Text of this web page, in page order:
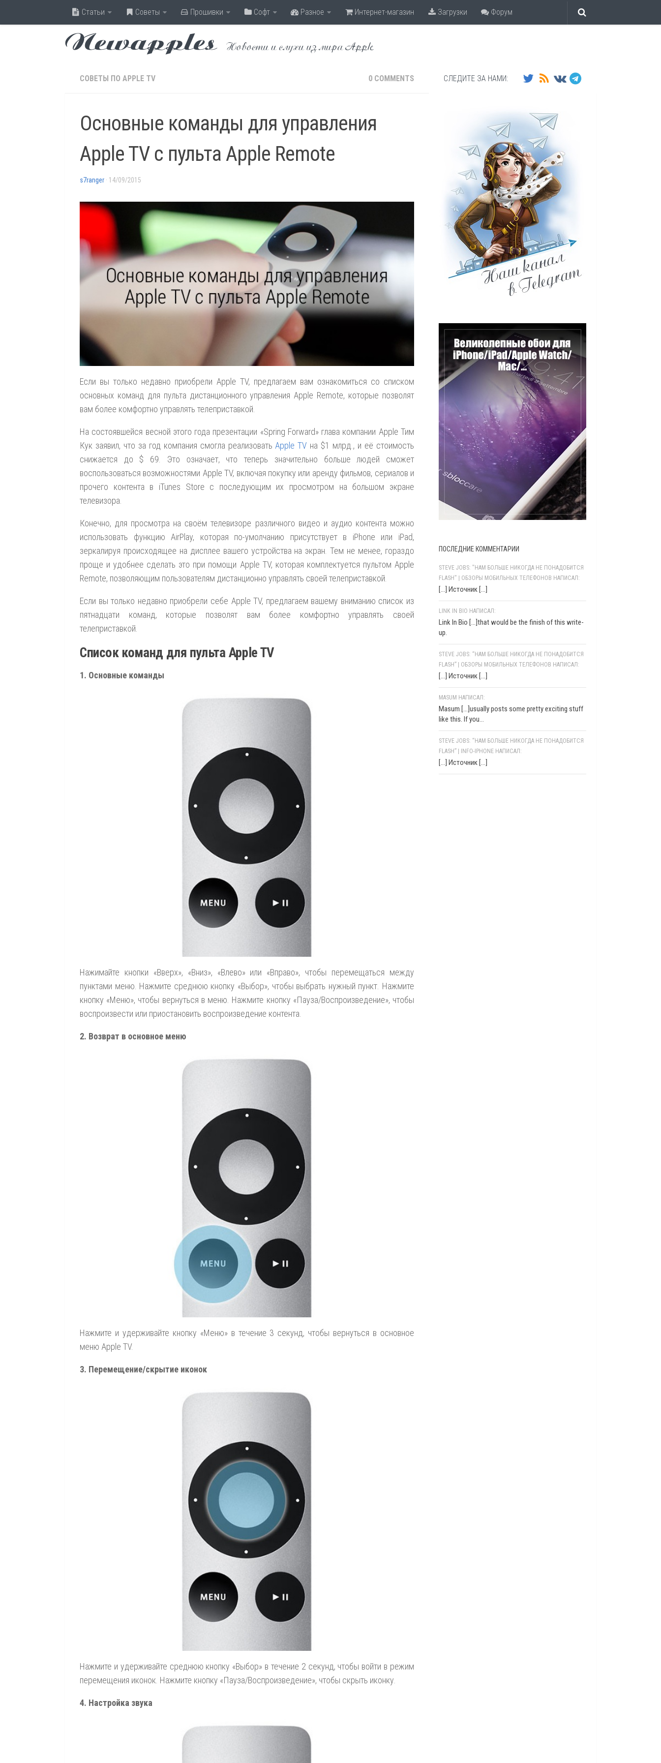
Статьи Советы Прошивки Софт Разное Интернет-магазин Загрузки Форум
Newapples Новости и слухи из мира Apple
СОВЕТЫ ПО APPLE TV 0 COMMENTS
Основные команды для управления
Apple TV с пульта Apple Remote
s7ranger · 14/09/2015
Если вы только недавно приобрели Apple TV, предлагаем вам ознакомиться со списком
основных команд для пульта дистанционного управления Apple Remote, которые позволят
вам более комфортно управлять телеприставкой.
На состоявшейся весной этого года презентации «Spring Forward» глава компании Apple Тим
Кук заявил, что за год компания смогла реализоватьApple TV на $1 млрд., и её стоимость
снижается до $ 69. Это означает, что теперь значительно больше людей сможет
воспользоваться возможностями Apple TV, включая покупку или аренду фильмов, сериалов и
прочего контента в iTunes Store с последующим их просмотром на большом экране
телевизора.
Конечно, для просмотра на своём телевизоре различного видео и аудио контента можно
использовать функцию AirPlay, которая по-умолчанию присутствует в iPhone или iPad,
зеркалируя происходящее на дисплее вашего устройства на экран. Тем не менее, гораздо
проще и удобнее сделать это при помощи Apple TV, которая комплектуется пультом Apple
Remote, позволяющим пользователям дистанционно управлять своей телеприставкой.
Если вы только недавно приобрели себе Apple TV, предлагаем вашему вниманию список из
пятнадцати команд, которые позволят вам более комфортно управлять своей
телеприставкой.
Список команд для пульта Apple TV
1. Основные команды
Нажимайте кнопки «Вверх», «Вниз», «Влево» или «Вправо», чтобы перемещаться между
пунктами меню. Нажмите среднюю кнопку «Выбор», чтобы выбрать нужный пункт. Нажмите
кнопку «Меню», чтобы вернуться в меню. Нажмите кнопку «Пауза/Воспроизведение», чтобы
воспроизвести или приостановить воспроизведение контента.
2. Возврат в основное меню
Нажмите и удерживайте кнопку «Меню» в течение 3 секунд, чтобы вернуться в основное
меню Apple TV.
3. Перемещение/скрытие иконок
Нажмите и удерживайте среднюю кнопку «Выбор» в течение 2 секунд, чтобы войти в режим
перемещения иконок. Нажмите кнопку «Пауза/Воспроизведение», чтобы скрыть иконку.
4. Настройка звука
СЛЕДИТЕ ЗА НАМИ:
ПОСЛЕДНИЕ КОММЕНТАРИИ
STEVE JOBS: "НАМ БОЛЬШЕ НИКОГДА НЕ ПОНАДОБИТСЯ
FLASH" | ОБЗОРЫ МОБИЛЬНЫХ ТЕЛЕФОНОВ НАПИСАЛ:
[…] Источник […]
LINK IN BIO НАПИСАЛ:
Link In Bio [...]that would be the finish of this write-
up.
STEVE JOBS: “НАМ БОЛЬШЕ НИКОГДА НЕ ПОНАДОБИТСЯ
FLASH” | ОБЗОРЫ МОБИЛЬНЫХ ТЕЛЕФОНОВ НАПИСАЛ:
[…] Источник […]
MASUM НАПИСАЛ:
Masum [...]usually posts some pretty exciting stuff
like this. If you...
STEVE JOBS: “НАМ БОЛЬШЕ НИКОГДА НЕ ПОНАДОБИТСЯ
FLASH” | INFO-IPHONE НАПИСАЛ:
[…] Источник […]